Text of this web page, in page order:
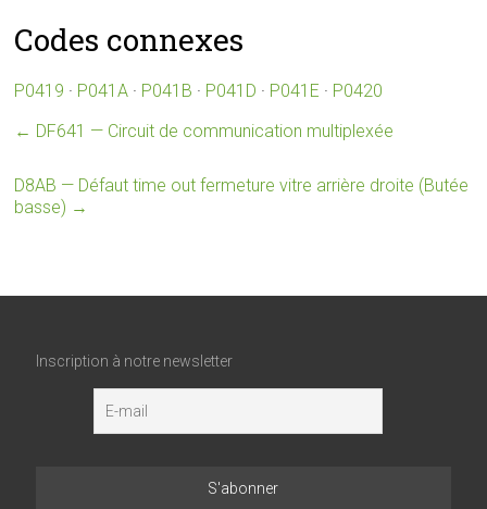
Codes connexes
P0419 · P041A · P041B · P041D · P041E · P0420
← DF641 — Circuit de communication multiplexée
D8AB — Défaut time out fermeture vitre arrière droite (Butée
basse) →
Inscription à notre newsletter